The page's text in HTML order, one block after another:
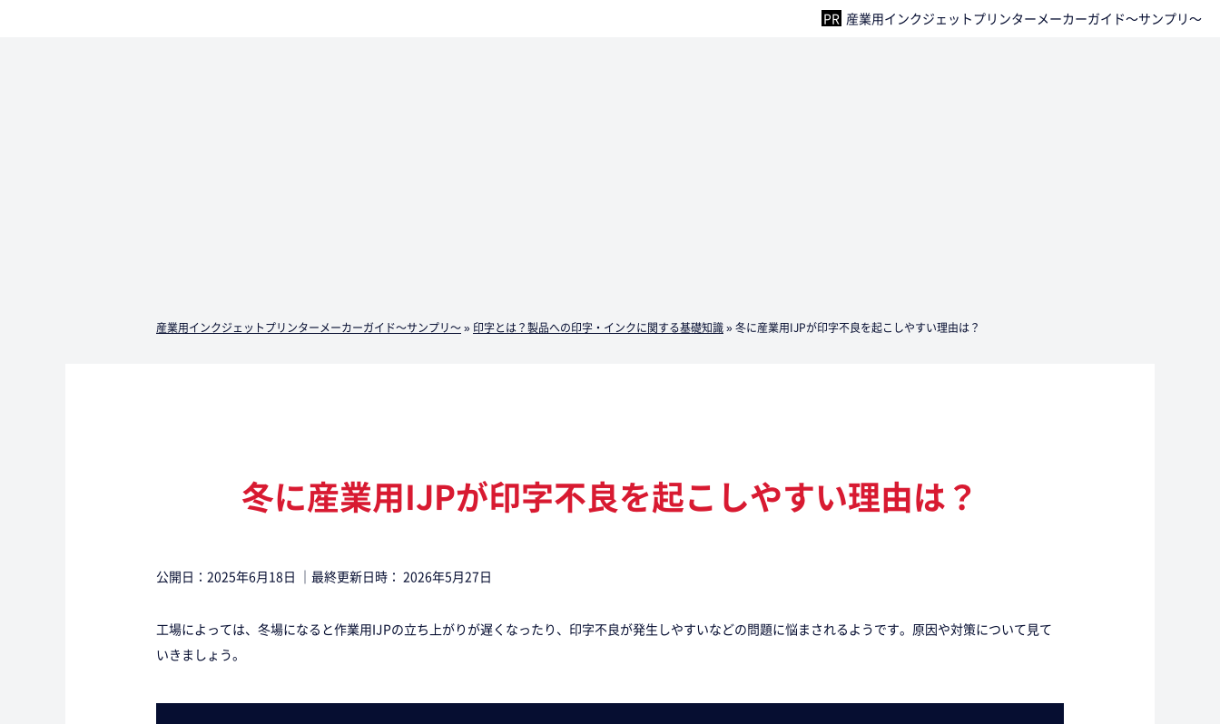
産業用インクジェットプリンターメーカーガイド～サンプリ～
産業用インクジェットプリンターメーカーガイド～サンプリ～» 印字とは？製品への印字・インクに関する基礎知識»冬に産業用IJPが印字不良を起こしやすい理由は？
冬に産業用IJPが印字不良を起こしやすい理由は？
公開日： 2025年6月18日 ｜最終更新日時： 2026年5月27日
工場によっては、冬場になると作業用IJPの立ち上がりが遅くなったり、印字不良が発生しやすいなどの問題に悩まされるようです。原因や対策について見て
いきましょう。